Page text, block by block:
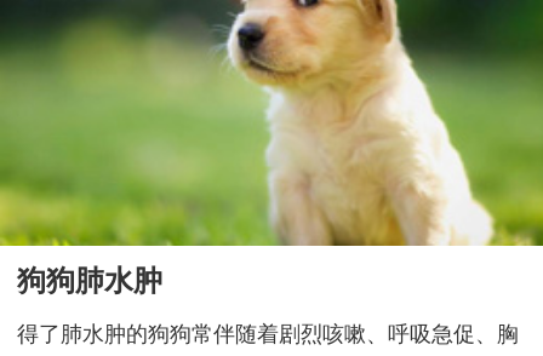
狗狗肺水肿
得了肺水肿的狗狗常伴随着剧烈咳嗽、呼吸急促、胸